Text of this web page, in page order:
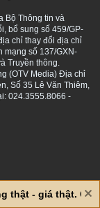
Bộ Thông tin và
bổ sung số 459/GP-
chỉ thay đổi địa chỉ
mạng số 137/GXN-
Truyền thông.
(OTV Media) Địa chỉ
Số 35 Lê Văn Thiêm,
024.3555.8066 -
thật - giá thật. Giá